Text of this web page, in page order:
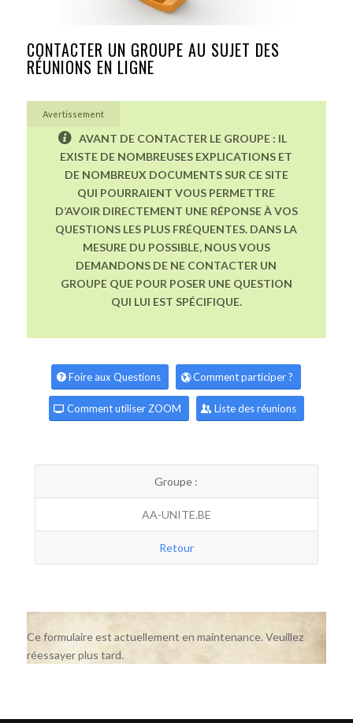
CONTACTER UN GROUPE AU SUJET DES
RÉUNIONS EN LIGNE
Avertissement
AVANT DE CONTACTER LE GROUPE : IL
EXISTE DE NOMBREUSES EXPLICATIONS ET
DE NOMBREUX DOCUMENTS SUR CE SITE
QUI POURRAIENT VOUS PERMETTRE
D’AVOIR DIRECTEMENT UNE RÉPONSE À VOS
QUESTIONS LES PLUS FRÉQUENTES. DANS LA
MESURE DU POSSIBLE, NOUS VOUS
DEMANDONS DE NE CONTACTER UN
GROUPE QUE POUR POSER UNE QUESTION
QUI LUI EST SPÉCIFIQUE.
Foire aux Questions Comment participer ?
Comment utiliser ZOOM Liste des réunions
Groupe :
AA-UNITE.BE
Retour
Ce formulaire est actuellement en maintenance. Veuillez
réessayer plus tard.